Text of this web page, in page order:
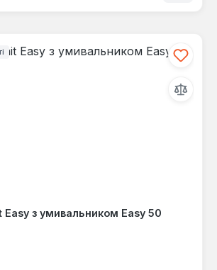
з умивальником Easy 50